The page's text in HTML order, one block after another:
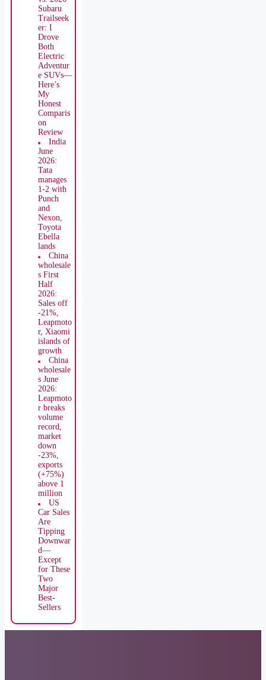
2027
Rivian R2
vs. 2026
Subaru
Trailseek
er: I
Drove
Both
Electric
Adventur
e SUVs—
Here’s
My
Honest
Comparis
on
Review
India
June
2026:
Tata
manages
1-2 with
Punch
and
Nexon,
Toyota
Ebella
lands
China
wholesale
s First
Half
2026:
Sales off
-21%,
Leapmoto
r, Xiaomi
islands of
growth
China
wholesale
s June
2026:
Leapmoto
r breaks
volume